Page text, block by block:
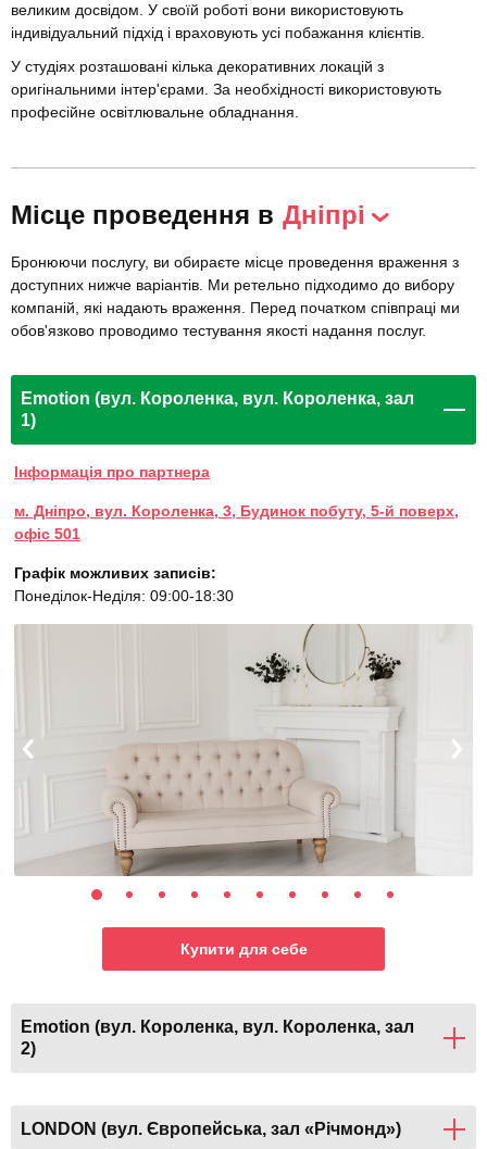
великим досвідом. У своїй роботі вони використовують
індивідуальний підхід і враховують усі побажання клієнтів.
У студіях розташовані кілька декоративних локацій з
оригінальними інтер'єрами. За необхідності використовують
професійне освітлювальне обладнання.
Місце проведення в Дніпрі
Бронюючи послугу, ви обираєте місце проведення враження з
доступних нижче варіантів. Ми ретельно підходимо до вибору
компаній, які надають враження. Перед початком співпраці ми
обов'язково проводимо тестування якості надання послуг.
Emotion (вул. Короленка, вул. Короленка, зал
1)
Інформація про партнера
м. Дніпро, вул. Короленка, 3, Будинок побуту, 5-й поверх,
офіс 501
Графік можливих записів:
Понеділок-Неділя: 09:00-18:30
Купити для себе
Emotion (вул. Короленка, вул. Короленка, зал
2)
LONDON (вул. Європейська, зал «Річмонд»)